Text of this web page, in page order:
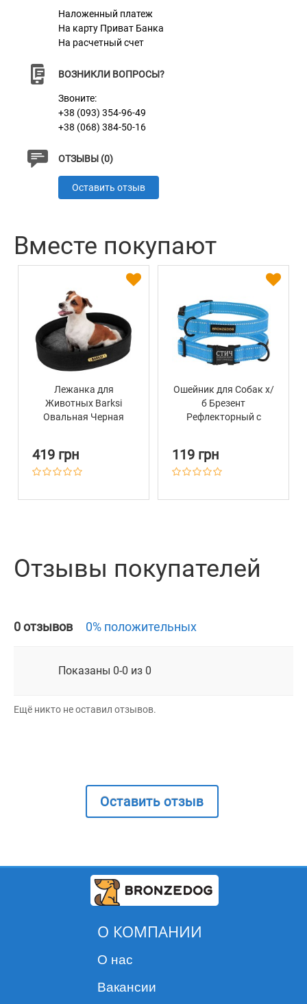
Наложенный платеж
На карту Приват Банка
На расчетный счет
ВОЗНИКЛИ ВОПРОСЫ?
Звоните:
+38 (093) 354-96-49
+38 (068) 384-50-16
ОТЗЫВЫ (0)
Оставить отзыв
Вместе покупают
Лежанка для
Животных Barksi
Овальная Черная
419 грн
Ошейник для Собак х/
б Брезент
Рефлекторный c
Сotton Голубой
119 грн
Отзывы покупателей
0 отзывов 0% положительных
Показаны 0-0 из 0
Ещё никто не оставил отзывов.
Оставить отзыв
О КОМПАНИИ
О нас
Вакансии